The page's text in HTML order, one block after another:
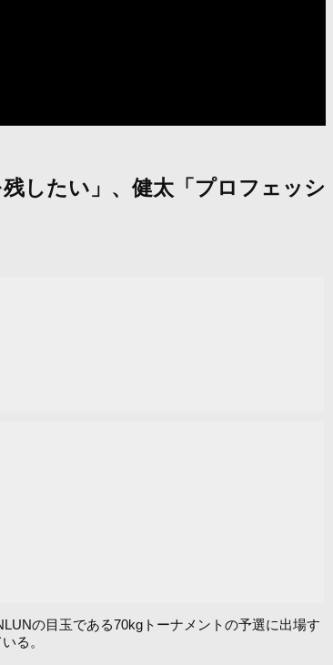
したい」、健太「プロフェッシ
の目玉である70kgトーナメントの予選に出場す
る。